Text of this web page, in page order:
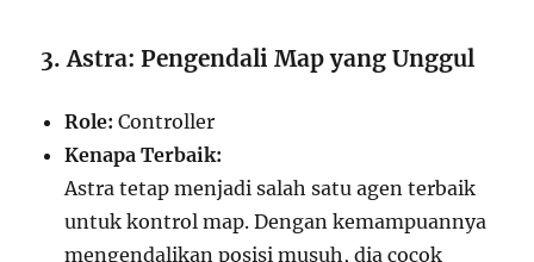
3. Astra: Pengendali Map yang Unggul
Role: Controller
Kenapa Terbaik:
Astra tetap menjadi salah satu agen terbaik
untuk kontrol map. Dengan kemampuannya
mengendalikan posisi musuh, dia cocok